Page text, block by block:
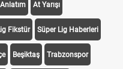
At Yarışı
Fikstür Süper Lig Haberleri
Beşiktaş Trabzonspor